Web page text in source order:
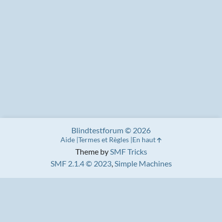
Theme bySMF Tricks
SMF 2.1.4 © 2023,Simple Machines
Blindtestforum © 2026
Aide Termes et Règles En haut